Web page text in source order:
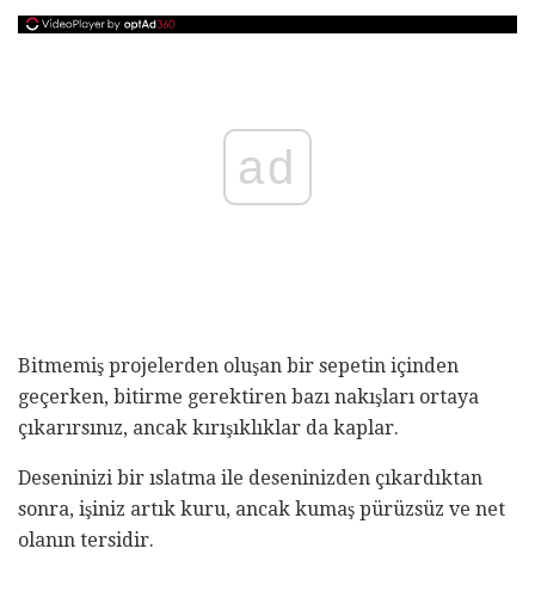
ad
Bitmemiş projelerden oluşan bir sepetin içinden
geçerken, bitirme gerektiren bazı nakışları ortaya
çıkarırsınız, ancak kırışıklıklar da kaplar.
Deseninizi bir ıslatma ile deseninizden çıkardıktan
sonra, işiniz artık kuru, ancak kumaş pürüzsüz ve net
olanın tersidir.